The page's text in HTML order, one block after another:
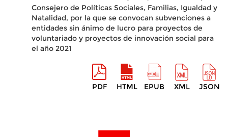
Consejero de Políticas Sociales, Familias, Igualdad y
Natalidad, por la que se convocan subvenciones a
entidades sin ánimo de lucro para proyectos de
voluntariado y proyectos de innovación social para
el año 2021
PDF HTML EPUB XML JSON